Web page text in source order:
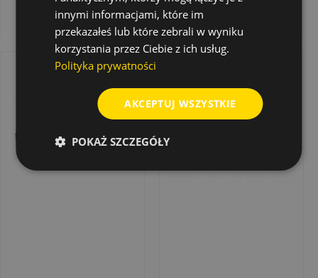
Dodaj do koszyka Dodaj do koszyka
innymi informacjami, które im
przekazałeś lub które zebrali w wyniku
korzystania przez Ciebie z ich usług.
Polityka prywatności
AKCEPTUJ WSZYSTKIE
POKAŻ SZCZEGÓŁY